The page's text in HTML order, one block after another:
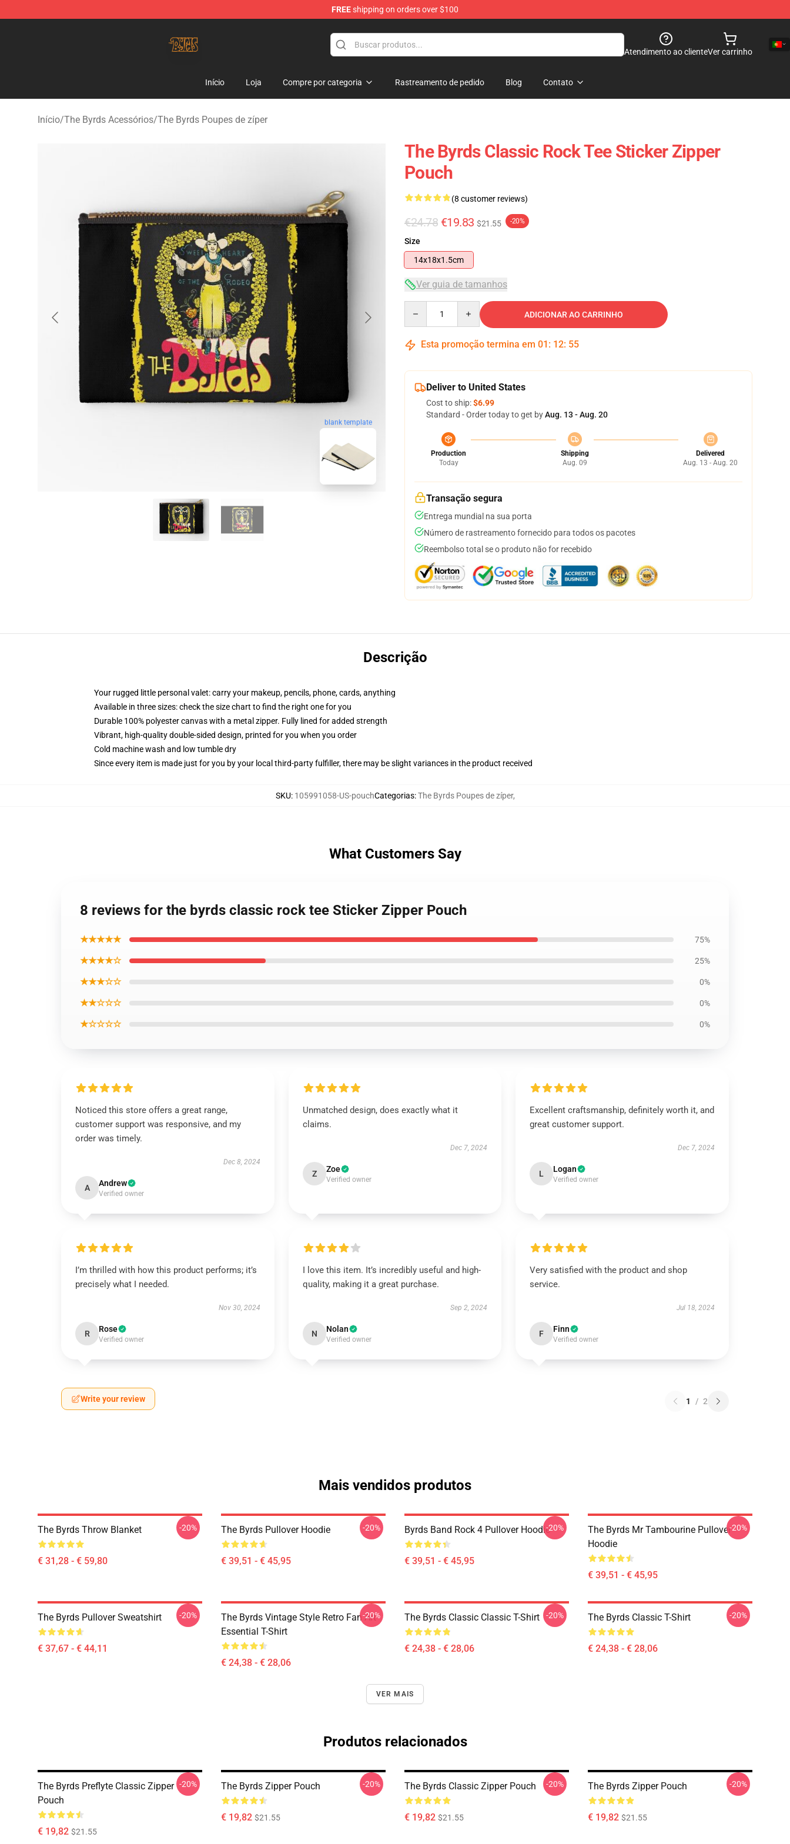
FREEshipping on orders over $100
Atendimento ao clienteVer carrinho
Início Loja Compre por categoria Rastreamento de pedido Blog Contato
Início/The Byrds Acessórios/The Byrds Poupes de zíper
blank template
The Byrds Classic Rock Tee Sticker Zipper
Pouch
(8 customer reviews)
€24.78 €19.83 $21.55 -20%
Size
14x18x1.5cm
Ver guia de tamanhos
ADICIONAR AO CARRINHO
Esta promoção termina em 01 : 12: 54
Deliver to United States
Cost to ship:$6.99
Standard - Order today to get byAug. 13 - Aug. 20
Production
Today
Shipping
Aug. 09
Delivered
Aug. 13 - Aug. 20
Transação segura
Entrega mundial na sua porta
Número de rastreamento fornecido para todos os pacotes
Reembolso total se o produto não for recebido
Descrição
Your rugged little personal valet: carry your makeup, pencils, phone, cards, anything
Available in three sizes: check the size chart to find the right one for you
Durable 100% polyester canvas with a metal zipper. Fully lined for added strength
Vibrant, high-quality double-sided design, printed for you when you order
Cold machine wash and low tumble dry
Since every item is made just for you by your local third-party fulfiller, there may be slight variances in the product received
SKU: 105991058-US-pouchCategorias:The Byrds Poupes de zíper,
What Customers Say
8 reviews for the byrds classic rock tee Sticker Zipper Pouch
★★★★★ 75%
★★★★☆ 25%
★★★☆☆ 0%
★★☆☆☆ 0%
★☆☆☆☆ 0%
Noticed this store offers a great range,
customer support was responsive, and my
order was timely.
Dec 8, 2024
A Andrew
Verified owner
Unmatched design, does exactly what it
claims.
Dec 7, 2024
Z Zoe
Verified owner
Excellent craftsmanship, definitely worth it, and
great customer support.
Dec 7, 2024
L Logan
Verified owner
I’m thrilled with how this product performs; it’s
precisely what I needed.
Nov 30, 2024
R Rose
Verified owner
I love this item. It’s incredibly useful and high-
quality, making it a great purchase.
Sep 2, 2024
N Nolan
Verified owner
Very satisfied with the product and shop
service.
Jul 18, 2024
F Finn
Verified owner
Write your review 1 / 2
Mais vendidos produtos
The Byrds Throw Blanket
€ 31,28 - € 59,80
-20% The Byrds Pullover Hoodie
€ 39,51 - € 45,95
-20% Byrds Band Rock 4 Pullover Hoodie
€ 39,51 - € 45,95
-20%
The Byrds Mr Tambourine Pullover
Hoodie
€ 39,51 - € 45,95
-20%
The Byrds Pullover Sweatshirt
€ 37,67 - € 44,11
-20%
The Byrds Vintage Style Retro Fan Art
Essential T-Shirt
€ 24,38 - € 28,06
-20% The Byrds Classic Classic T-Shirt
€ 24,38 - € 28,06
-20% The Byrds Classic T-Shirt
€ 24,38 - € 28,06
-20%
VER MAIS
Produtos relacionados
The Byrds Preflyte Classic Zipper
Pouch
€ 19,82 $21.55
-20% The Byrds Zipper Pouch
€ 19,82 $21.55
-20% The Byrds Classic Zipper Pouch
€ 19,82 $21.55
-20% The Byrds Zipper Pouch
€ 19,82 $21.55
-20%